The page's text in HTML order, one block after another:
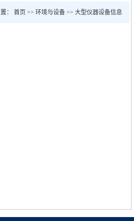
： 首页 >> 环境与设备>> 大型仪器设备信息